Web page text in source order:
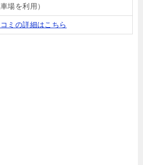
場を利用）
ミの詳細はこちら